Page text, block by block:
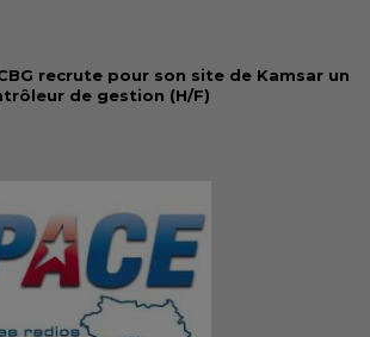
recrute pour son site de Kamsar un
de gestion (H/F)